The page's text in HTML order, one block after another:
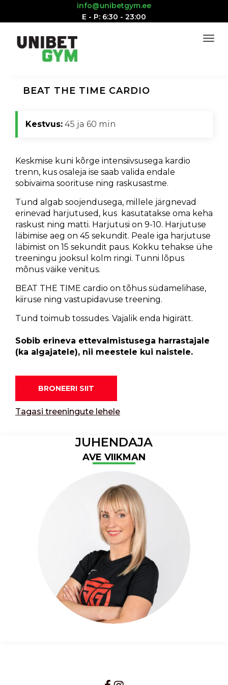
info@unibetgym.ee
E - P: 6:30 - 23:00
BEAT THE TIME CARDIO
Kestvus: 45 ja 60 min
Keskmise kuni kõrge intensiivsusega kardio
trenn, kus osaleja ise saab valida endale
sobivaima soorituse ning raskusastme.
Tund algab soojendusega, millele järgnevad
erinevad harjutused, kus kasutatakse oma keha
raskust ning matti. Harjutusi on 9-10. Harjutuse
läbimise aeg on 45 sekundit. Peale iga harjutuse
läbimist on 15 sekundit paus. Kokku tehakse ühe
treeningu jooksul kolm ringi. Tunni lõpus
mõnus väike venitus.
BEAT THE TIME cardio on tõhus südamelihase,
kiiruse ning vastupidavuse treening.
Tund toimub tossudes. Vajalik enda higirätt.
Sobib erineva ettevalmistusega harrastajale
(ka algajatele), nii meestele kui naistele.
BRONEERI SIIT
Tagasi treeningute lehele
JUHENDAJA
AVE VIIKMAN